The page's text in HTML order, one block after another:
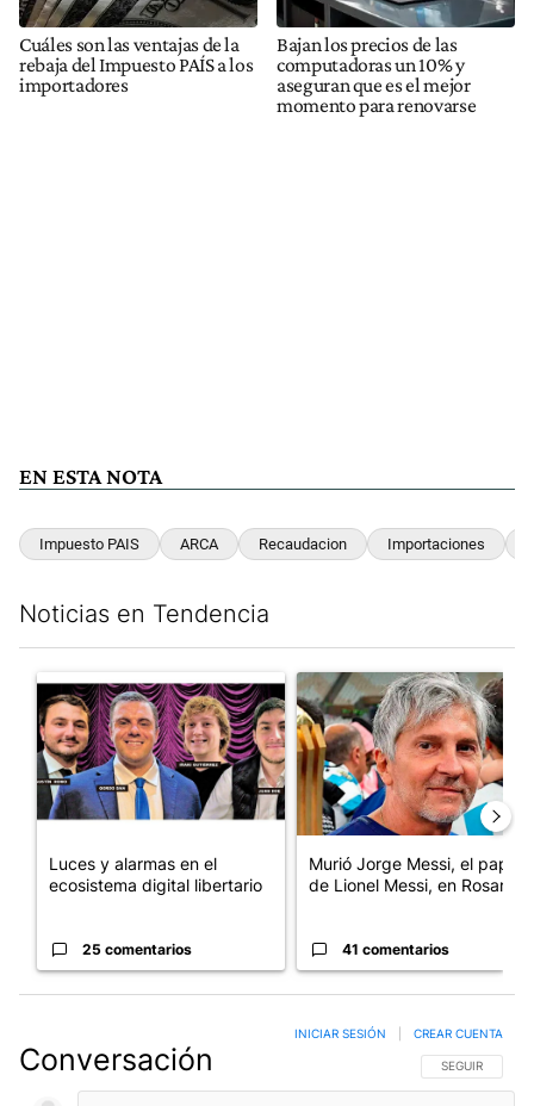
Cuáles son las ventajas de la
rebaja del Impuesto PAÍS a los
importadores
Bajan los precios de las
computadoras un 10% y
aseguran que es el mejor
momento para renovarse
EN ESTA NOTA
Impuesto PAIS ARCA Recaudacion Importaciones
Noticias en Tendencia
Un artículo de tendencia con el título "Luces y alarmas en el
Luces y alarmas en el
ecosistema digital libertario
25 comentarios
Un artículo de tendencia con
Murió Jorge Messi, el papá
de Lionel Messi, en Rosario
41 comentarios
Conversación SIGA ESTA
SEGUIR
INICIAR SESIÓN CREAR CUENTA